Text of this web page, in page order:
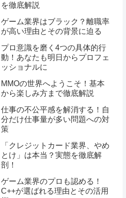
を徹底解説
ゲーム業界はブラック？離職率
が高い理由とその背景に迫る
プロ意識を磨く4つの具体的行
動！あなたも明日からプロフェ
ッショナルに
MMOの世界へようこそ！基本
から楽しみ方まで徹底解説
仕事の不公平感を解消する！自
分だけ仕事量が多い問題への対
策
「クレジットカード業界、やめ
とけ」は本当？実態を徹底解
剖！
ゲーム業界のプロも認める！
C++が選ばれる理由とその活用